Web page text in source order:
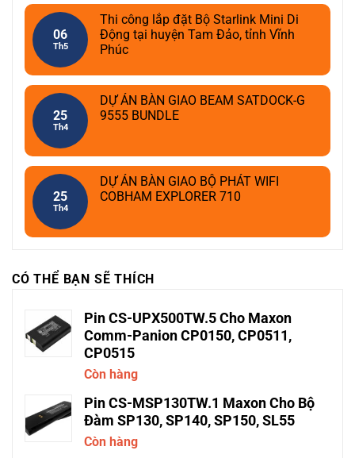
06
Th5
Thi công lắp đặt Bộ Starlink Mini Di
Động tại huyện Tam Đảo, tỉnh Vĩnh
Phúc
25
Th4
DỰ ÁN BÀN GIAO BEAM SATDOCK-G
9555 BUNDLE
25
Th4
DỰ ÁN BÀN GIAO BỘ PHÁT WIFI
COBHAM EXPLORER 710
CÓ THỂ BẠN SẼ THÍCH
Pin CS-UPX500TW.5 Cho Maxon
Comm-Panion CP0150, CP0511,
CP0515
Còn hàng
Pin CS-MSP130TW.1 Maxon Cho Bộ
Đàm SP130, SP140, SP150, SL55
Còn hàng